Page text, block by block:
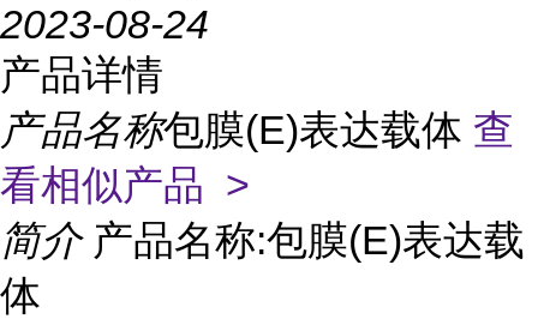
2023-08-24
产品详情
产品名称包膜(E)表达载体 查
看相似产品 >
简介 产品名称:包膜(E)表达载
体